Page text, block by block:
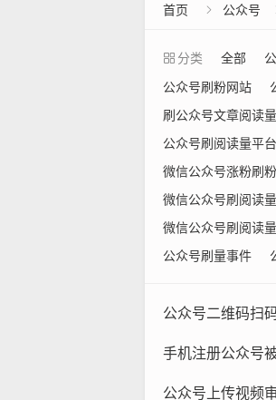
首页  公众号
分类 全部
公众号刷粉网站
刷公众号文章阅读量
公众号刷阅读量平
微信公众号涨粉刷
微信公众号刷阅读
微信公众号刷阅读
公众号刷量事件
公众号二维码扫
手机注册公众号
公众号上传视频